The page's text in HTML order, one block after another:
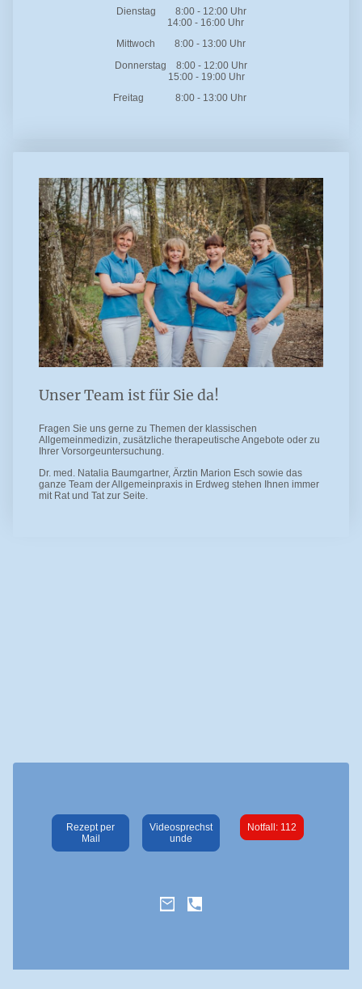
Dienstag 8:00 - 12:00 Uhr
14:00 - 16:00 Uhr
Mittwoch 8:00 - 13:00 Uhr
Donnerstag 8:00 - 12:00 Uhr
15:00 - 19:00 Uhr
Freitag 8:00 - 13:00 Uhr
Unser Team ist für Sie da!
Fragen Sie uns gerne zu Themen der klassischen
Allgemeinmedizin, zusätzliche therapeutische Angebote oder zu
Ihrer Vorsorgeuntersuchung.
Dr. med. Natalia Baumgartner, Ärztin Marion Esch sowie das
ganze Team der Allgemeinpraxis in Erdweg stehen Ihnen immer
mit Rat und Tat zur Seite.
Rezept per
Mail
Videosprechst
unde
Notfall: 112